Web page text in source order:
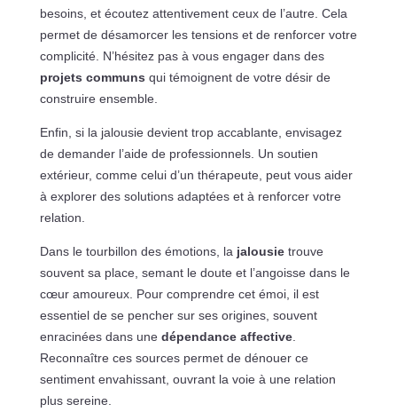
besoins, et écoutez attentivement ceux de l’autre. Cela
permet de désamorcer les tensions et de renforcer votre
complicité. N’hésitez pas à vous engager dans des
projets communs qui témoignent de votre désir de
construire ensemble.
Enfin, si la jalousie devient trop accablante, envisagez
de demander l’aide de professionnels. Un soutien
extérieur, comme celui d’un thérapeute, peut vous aider
à explorer des solutions adaptées et à renforcer votre
relation.
Dans le tourbillon des émotions, la jalousietrouve
souvent sa place, semant le doute et l’angoisse dans le
cœur amoureux. Pour comprendre cet émoi, il est
essentiel de se pencher sur ses origines, souvent
enracinées dans une dépendance affective.
Reconnaître ces sources permet de dénouer ce
sentiment envahissant, ouvrant la voie à une relation
plus sereine.